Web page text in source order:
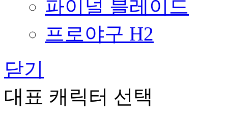
파이널 블레이드
프로야구 H2
닫기
대표 캐릭터 선택